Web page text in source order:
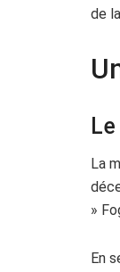
de
La
»
En